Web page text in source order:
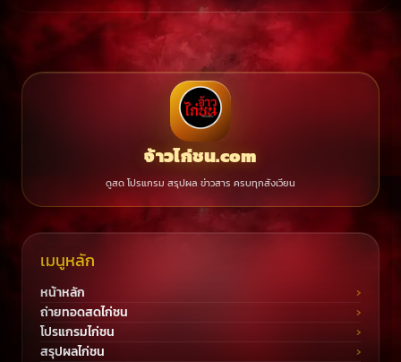
จ้าวไก่ชน.com
ดูสด โปรแกรม สรุปผล ข่าวสาร ครบทุกสังเวียน
เมนูหลัก
หน้าหลัก
ถ่ายทอดสดไก่ชน
โปรแกรมไก่ชน
สรุปผลไก่ชน